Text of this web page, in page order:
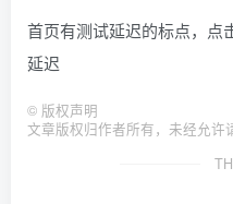
首页有测试延迟的标点，点
延迟
© 版权声明
文章版权归作者所有，未经允许